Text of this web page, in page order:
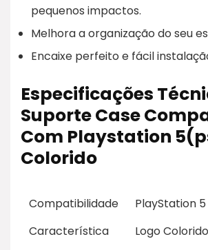
pequenos impactos.
Melhora a organização do seu
Encaixe perfeito e fácil
Especificações
Suporte Case
Com Playstation
Colorido
Compatibilidade
PlayStation
Característica
Logo Colorido